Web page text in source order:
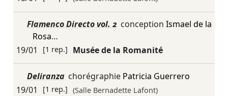
Flamenco Directo vol. 2 conception Ismael de la
Rosa…
19/01
[1 rep.] Musée de la Romanité
Deliranza chorégraphie Patricia Guerrero
19/01
[1 rep.] (Salle Bernadette Lafont)